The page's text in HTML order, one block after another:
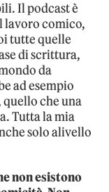
Il podcast è
lavoro comico,
tutte quelle
di scrittura,
da
ad esempio
che una
Tutta la mia
solo alivello
non esistono